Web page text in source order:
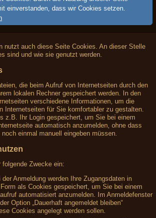
einverstanden, dass wir Cookies setzen.
nutzt auch diese Seite Cookies. An dieser Stelle
sind und wie sie genutzt werden.
die beim Aufruf von Internetseiten durch den
lokalen Rechner gespeichert werden. In den
verschiedene Informationen, um die
Internetseiten für Sie komfortabler zu gestalten.
z.B. Ihr Login gespeichert, um Sie bei einem
automatisch anzumelden, ohne dass
einmal manuell eingeben müssen.
Zwecke ein:
Anmeldung werden Ihre Zugangsdaten in
als Cookies gespeichert, um Sie bei einem
automatisiert anzumelden. Im Anmeldefenster
Option „Dauerhaft angemeldet bleiben“
Cookies angelegt werden sollen.